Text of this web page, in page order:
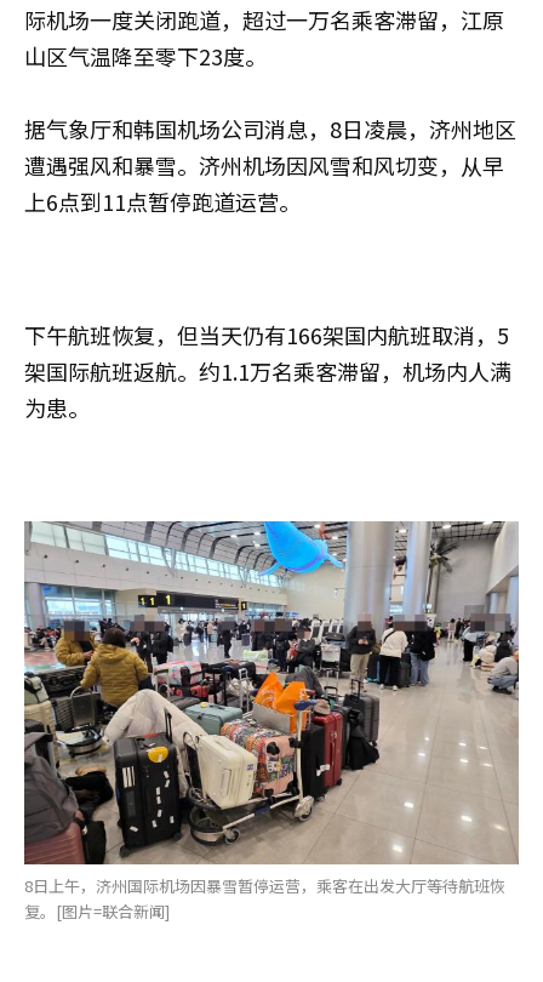
际机场一度关闭跑道，超过一万名乘客滞留，江原
山区气温降至零下23度。
据气象厅和韩国机场公司消息，8日凌晨，济州地区
遭遇强风和暴雪。济州机场因风雪和风切变，从早
上6点到11点暂停跑道运营。
下午航班恢复，但当天仍有166架国内航班取消，5
架国际航班返航。约1.1万名乘客滞留，机场内人满
为患。
8日上午，济州国际机场因暴雪暂停运营，乘客在出发大厅等待航班恢
复。[图片=联合新闻]